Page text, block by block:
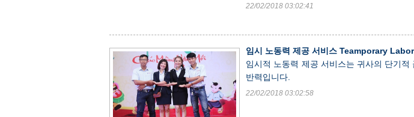
22/02/2018 03:02:41
임시 노동력 제공 서비스 Teamporary Labor
임시적 노동력 제공 서비스는 귀사의 단기
반력입니다.
22/02/2018 03:02:58